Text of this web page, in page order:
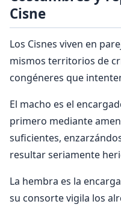
Cisne
Los Cisnes viven en
mismos territorios de
congéneres que
El macho es el
primero mediante
suficientes,
resultar seriamente
La hembra es la
su consorte vigila los